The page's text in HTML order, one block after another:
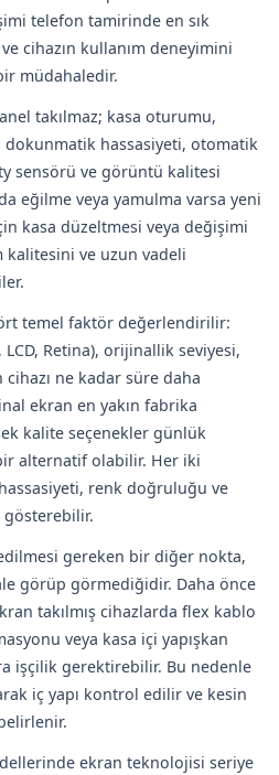
telefon tamirinde en sık
cihazın kullanım deneyimini
müdahaledir.
takılmaz; kasa oturumu,
dokunmatik hassasiyeti, otomatik
sensörü ve görüntü kalitesi
eğilme veya yamulma varsa yeni
kasa düzeltmesi veya değişimi
kalitesini ve uzun vadeli
temel faktör değerlendirilir:
LCD, Retina), orijinallik seviyesi,
cihazı ne kadar süre daha
ekran en yakın fabrika
kalite seçenekler günlük
alternatif olabilir. Her iki
renk doğruluğu ve
gösterebilir.
gereken bir diğer nokta,
görüp görmediğidir. Daha önce
takılmış cihazlarda flex kablo
veya kasa içi yapışkan
işçilik gerektirebilir. Bu nedenle
iç yapı kontrol edilir ve kesin
ekran teknolojisi seriye